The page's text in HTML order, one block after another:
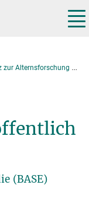
öffentlich zugänglich
(BASE)